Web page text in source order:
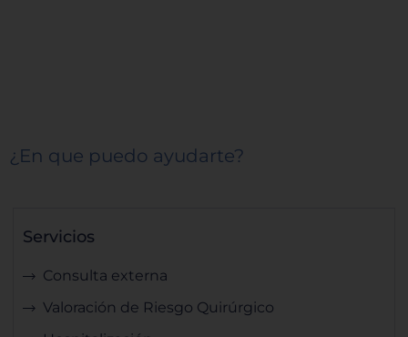
¿En que puedo ayudarte?
Servicios
Consulta externa
Valoración de Riesgo Quirúrgico